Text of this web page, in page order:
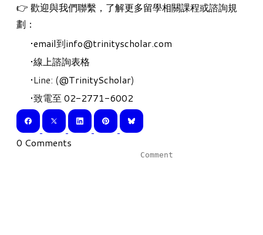
👉 歡迎與我們聯繫，了解更多留學相關課程或諮詢規
劃：
email到info@trinityscholar.com
線上諮詢表格
Line: (@TrinityScholar)
致電至 02-2771-6002
0 Comments